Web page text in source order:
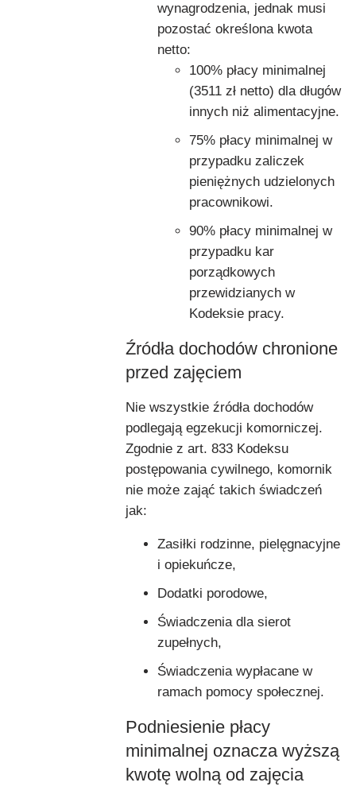
wynagrodzenia, jednak musi
pozostać określona kwota
netto:
100% płacy minimalnej
(3511 zł netto) dla długów
innych niż alimentacyjne.
75% płacy minimalnej w
przypadku zaliczek
pieniężnych udzielonych
pracownikowi.
90% płacy minimalnej w
przypadku kar
porządkowych
przewidzianych w
Kodeksie pracy.
Źródła dochodów chronione
przed zajęciem
Nie wszystkie źródła dochodów
podlegają egzekucji komorniczej.
Zgodnie z art. 833 Kodeksu
postępowania cywilnego, komornik
nie może zająć takich świadczeń
jak:
Zasiłki rodzinne, pielęgnacyjne
i opiekuńcze,
Dodatki porodowe,
Świadczenia dla sierot
zupełnych,
Świadczenia wypłacane w
ramach pomocy społecznej.
Podniesienie płacy
minimalnej oznacza wyższą
kwotę wolną od zajęcia